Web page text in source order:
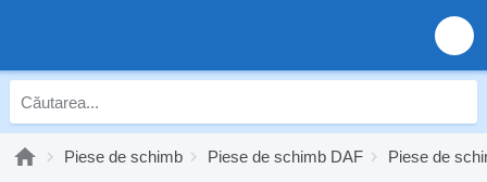
Piese de schimb Piese de schimb DAF Piese de